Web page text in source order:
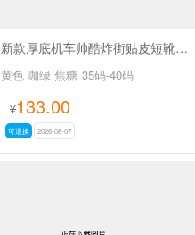
新款厚底机车帅酷炸街贴皮短靴SA2677
黄色 咖绿 焦糖 35码-40码
¥133.00
可退换 2026-08-07